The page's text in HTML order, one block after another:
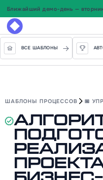
ВСЕ ШАБЛОНЫ
ШАБЛОНЫ ПРОЦЕССОВ 📅
бизнес-